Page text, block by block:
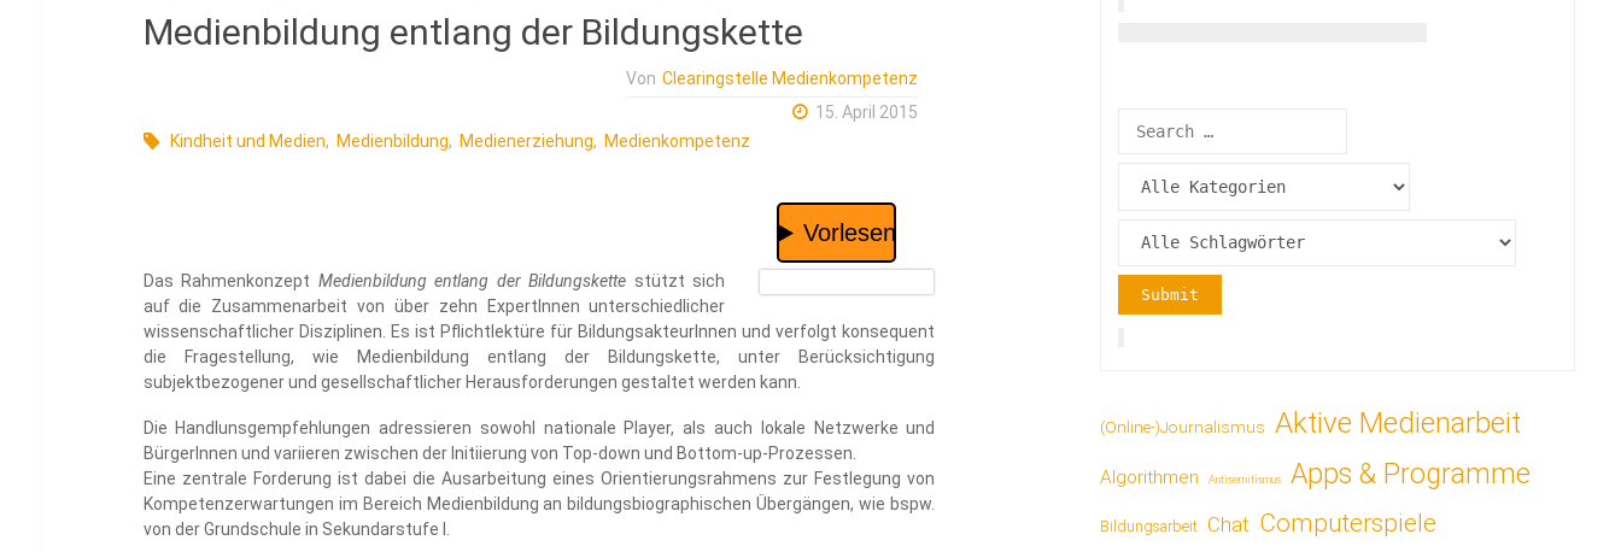
Medienbildung entlang der Bildungskette
Von Clearingstelle Medienkompetenz
15. April 2015
Kindheit und Medien, Medienbildung, Medienerziehung, Medienkompetenz
Das Rahmenkonzept Medienbildung entlang der Bildungskette stützt sich
auf die Zusammenarbeit von über zehn ExpertInnen unterschiedlicher
wissenschaftlicher Disziplinen. Es ist Pflichtlektüre für BildungsakteurInnen und verfolgt konsequent
die Fragestellung, wie Medienbildung entlang der Bildungskette, unter Berücksichtigung
subjektbezogener und gesellschaftlicher Herausforderungen gestaltet werden kann.
Die Handlunsgempfehlungen adressieren sowohl nationale Player, als auch lokale Netzwerke und
BürgerInnen und variieren zwischen der Initiierung von Top-down und Bottom-up-Prozessen.
Eine zentrale Forderung ist dabei die Ausarbeitung eines Orientierungsrahmens zur Festlegung von
Kompetenzerwartungen im Bereich Medienbildung an bildungsbiographischen Übergängen, wie bspw.
von der Grundschule in Sekundarstufe I.
(Online-)Journalismus Aktive Medienarbeit
Algorithmen Antisemitismus Apps & Programme
Bildungsarbeit Chat Computerspiele